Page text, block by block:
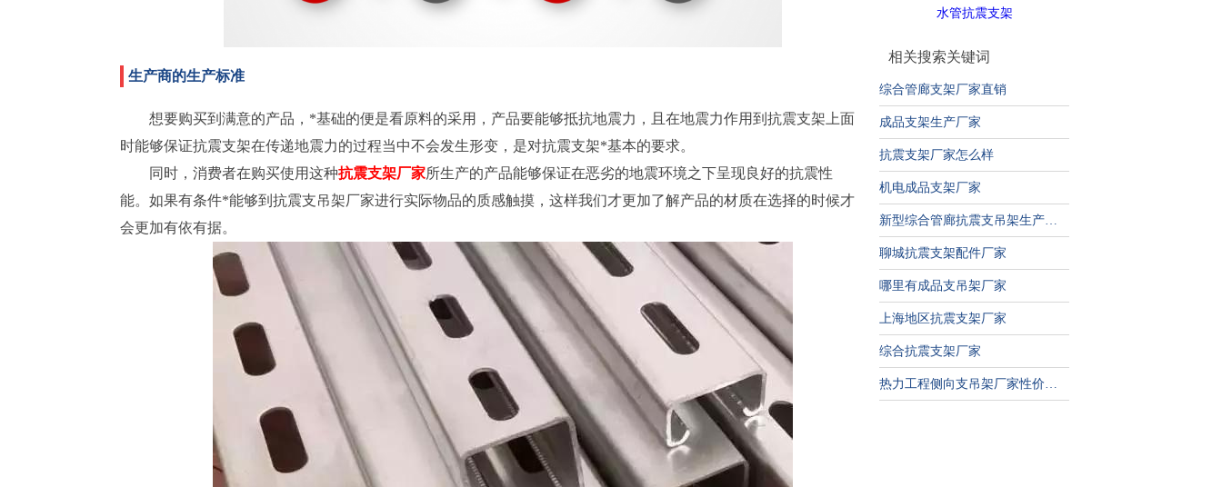
生产商的生产标准
想要购买到满意的产品，*基础的便是看原料的采用，产品要能够抵抗地震力，且在地震力作用到抗震支架上面
时能够保证抗震支架在传递地震力的过程当中不会发生形变，是对抗震支架*基本的要求。
同时，消费者在购买使用这种抗震支架厂家所生产的产品能够保证在恶劣的地震环境之下呈现良好的抗震性
能。如果有条件*能够到抗震支吊架厂家进行实际物品的质感触摸，这样我们才更加了解产品的材质在选择的时候才
会更加有依有据。
水管抗震支架
相关搜索关键词
综合管廊支架厂家直销
成品支架生产厂家
抗震支架厂家怎么样
机电成品支架厂家
新型综合管廊抗震支吊架生产厂家
聊城抗震支架配件厂家
哪里有成品支吊架厂家
上海地区抗震支架厂家
综合抗震支架厂家
热力工程侧向支吊架厂家性价比高